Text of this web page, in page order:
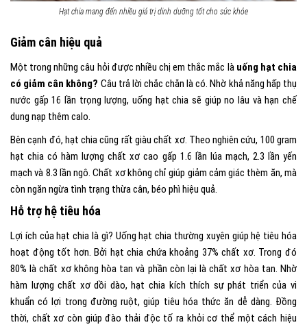
Hạt chia mang đến nhiều giá trị dinh dưỡng tốt cho sức khỏe
Giảm cân hiệu quả
Một trong những câu hỏi được nhiều chị em thắc mắc là uống hạt chia
có giảm cân không? Câu trả lời chắc chắn là có. Nhờ khả năng hấp thụ
nước gấp 16 lần trọng lượng, uống hạt chia sẽ giúp no lâu và hạn chế
dung nạp thêm calo.
Bên cạnh đó, hạt chia cũng rất giàu chất xơ. Theo nghiên cứu, 100 gram
hạt chia có hàm lượng chất xơ cao gấp 1.6 lần lúa mạch, 2.3 lần yến
mạch và 8.3 lần ngô. Chất xơ không chỉ giúp giảm cảm giác thèm ăn, mà
còn ngăn ngừa tình trạng thừa cân, béo phì hiệu quả.
Hỗ trợ hệ tiêu hóa
Lợi ích của hạt chia là gì? Uống hạt chia thường xuyên giúp hệ tiêu hóa
hoạt động tốt hơn. Bởi hạt chia chứa khoảng 37% chất xơ. Trong đó
80% là chất xơ không hòa tan và phần còn lại là chất xơ hòa tan. Nhờ
hàm lượng chất xơ dồi dào, hạt chia kích thích sự phát triển của vi
khuẩn có lợi trong đường ruột, giúp tiêu hóa thức ăn dễ dàng. Đồng
thời, chất xơ còn giúp đào thải độc tố ra khỏi cơ thể một cách hiệu